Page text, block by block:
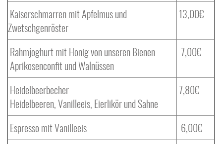
Kaiserschmarren mit Apfelmus und
Zwetschgenröster
13,00€
Rahmjoghurt mit Honig von unseren Bienen
Aprikosenconfit und Walnüssen
7,00€
Heidelbeerbecher
Heidelbeeren, Vanilleeis, Eierlikör und Sahne
7,80€
Espresso mit Vanilleeis
6,00€